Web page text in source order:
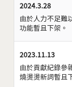
2024.3.28
由於人力不足難
功能暫且下架。
2023.11.13
由於貢獻紀錄參
燒燙燙新詞暫且